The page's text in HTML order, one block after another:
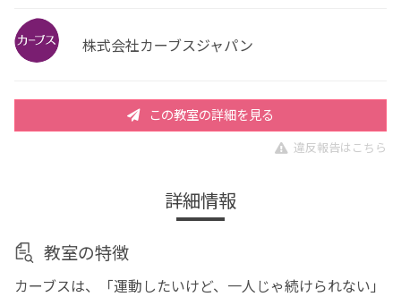
株式会社カーブスジャパン
この教室の詳細を見る
違反報告はこちら
詳細情報
教室の特徴
カーブスは、「運動したいけど、一人じゃ続けられない」